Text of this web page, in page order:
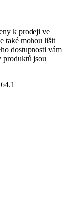
k prodeji ve
také mohou lišit
dostupnosti vám
produktů jsou